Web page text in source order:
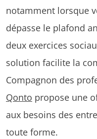
notamment lorsque
dépasse le plafond
deux exercices
solution facilite la
Compagnon des
Qonto propose une
aux besoins des
toute forme.